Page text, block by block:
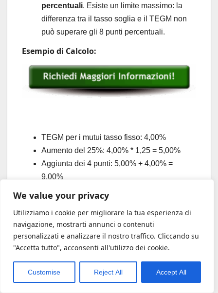
We value your privacy
Utilizziamo i cookie per migliorare la tua esperienza di
navigazione, mostrarti annunci o contenuti
personalizzati e analizzare il nostro traffico. Cliccando su
"Accetta tutto", acconsenti all'utilizzo dei cookie.
Customise Reject All Accept All
percentuali. Esiste un limite massimo: la
differenza tra il tasso soglia e il TEGM non
può superare gli 8 punti percentuali.
Esempio di Calcolo:
TEGM per i mutui tasso fisso: 4,00%
Aumento del 25%: 4,00% * 1,25 = 5,00%
Aggiunta dei 4 punti: 5,00% + 4,00% =
9,00%
per quella categoria e quel trimestre.
Appare evidente che questo calcolo non è
banale. Richiede l’accesso alle serie storiche dei
decreti ministeriali e una metodologia rigorosa
per calcolare il TEG (Tasso Effettivo Globale) del
singolo contratto
da confrontare con il TSU.